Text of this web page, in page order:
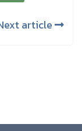
article